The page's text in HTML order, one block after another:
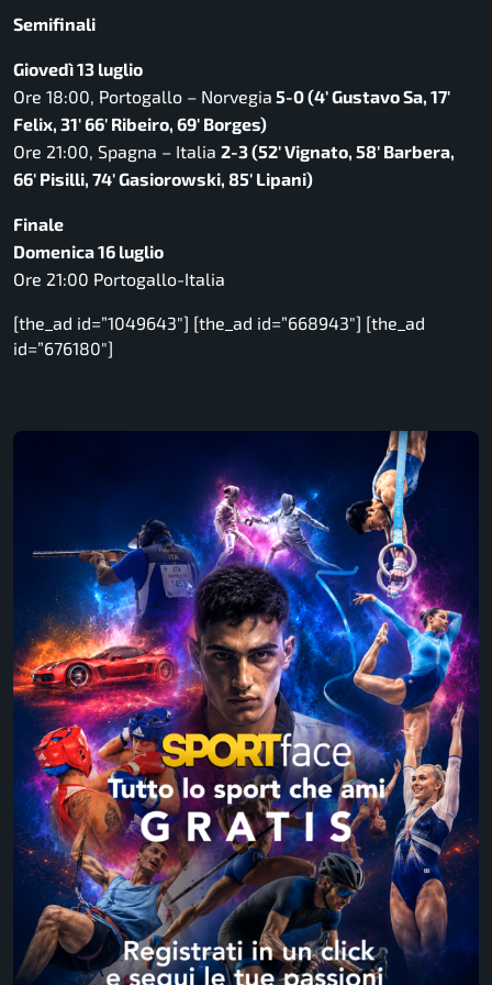
Semifinali
Giovedì 13 luglio
Ore 18:00, Portogallo – Norvegia 5-0 (4′ Gustavo Sa, 17′
Felix, 31′ 66′ Ribeiro, 69′ Borges)
Ore 21:00, Spagna – Italia 2-3 (52′ Vignato, 58′ Barbera,
66′ Pisilli, 74′ Gasiorowski, 85′ Lipani)
Finale
Domenica 16 luglio
Ore 21:00 Portogallo-Italia
[the_ad id=”1049643″] [the_ad id=”668943″] [the_ad
id=”676180″]